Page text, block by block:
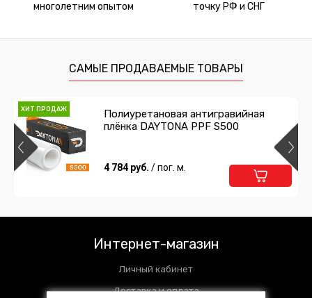
многолетним опытом
точку РФ и СНГ
САМЫЕ ПРОДАВАЕМЫЕ ТОВАРЫ
ХИТ ПРОДАЖ
Полиуретановая антигравийная
плёнка DAYTONA PPF S500
4 784 руб. / пог. м.
Интернет-магазин
Личный кабинет
Доставка и оплата